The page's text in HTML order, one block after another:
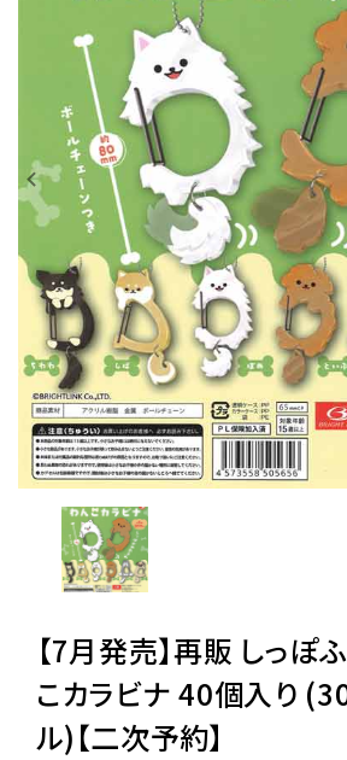
カプセルトイマシン本体
カプセルトイ
販促用空カプセル
レンタル
景品・玩具・文具
販促用カプセルトイ
よくあるご質問
06-6282-
【7月発売】再販 しっぽ
こカラビナ 40個入り
ル)【二次予約】